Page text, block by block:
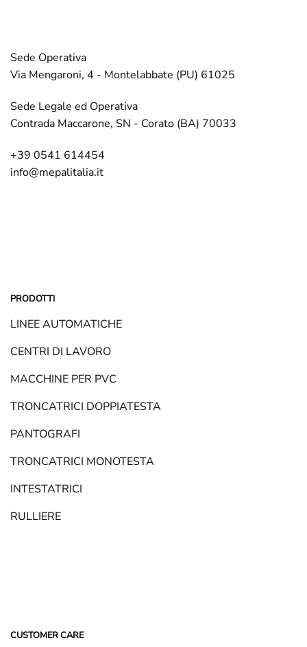
Sede Operativa
Via Mengaroni, 4 - Montelabbate (PU) 61025
Sede Legale ed Operativa
Contrada Maccarone, SN - Corato (BA) 70033
+39 0541 614454
info@mepalitalia.it
PRODOTTI
LINEE AUTOMATICHE
CENTRI DI LAVORO
MACCHINE PER PVC
TRONCATRICI DOPPIATESTA
PANTOGRAFI
TRONCATRICI MONOTESTA
INTESTATRICI
RULLIERE
CUSTOMER CARE